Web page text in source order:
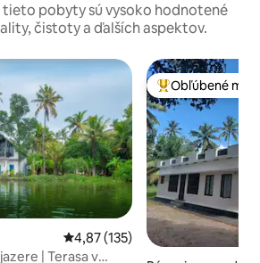
tieto pobyty sú vysoko hodnotené
čistoty a ďalších aspektov.
Priemerné ohodnotenie 4,87 z
4,87 (135)
| Terasa v
Najobľúbenejšie
Obľúbené